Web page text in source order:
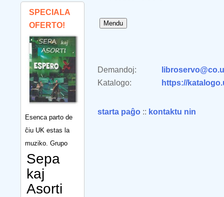
SPECIALA
OFERTO!
Esenca parto de
ĉiu UK estas la
muziko. Grupo
Sepa
kaj
Asorti
Demandoj:
Katalogo:
https://
starta paĝo :: kontaktu nin